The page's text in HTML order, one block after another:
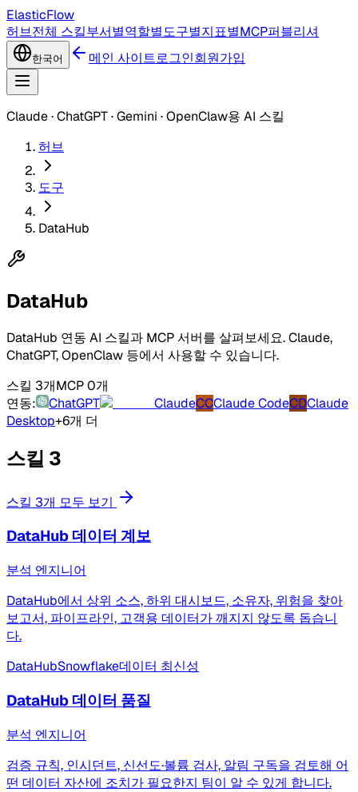
ElasticFlow
허브전체 스킬부서별역할별도구별지표별MCP퍼블리셔
한국어 메인 사이트로그인회원가입
Claude · ChatGPT · Gemini · OpenClaw용 AI 스킬
허브
도구
DataHub
DataHub
DataHub 연동 AI 스킬과 MCP 서버를 살펴보세요. Claude,
ChatGPT, OpenClaw 등에서 사용할 수 있습니다.
스킬 3개MCP 0개
연동:
ChatGPT ClaudeCCClaude CodeCDClaude
Desktop+6개 더
스킬 3
스킬 3개 모두 보기
DataHub 데이터 계보
분석 엔지니어
DataHub에서 상위 소스, 하위 대시보드, 소유자, 위험을 찾아
보고서, 파이프라인, 고객용 데이터가 깨지지 않도록 돕습니
다.
DataHubSnowflake데이터 최신성
DataHub 데이터 품질
분석 엔지니어
검증 규칙, 인시던트, 신선도·볼륨 검사, 알림 구독을 검토해 어
떤 데이터 자산에 조치가 필요한지 팀이 알 수 있게 합니다.